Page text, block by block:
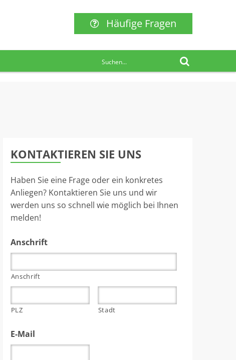
Häufige Fragen
KONTAKTIEREN SIE UNS
Haben Sie eine Frage oder ein konkretes
Anliegen? Kontaktieren Sie uns und wir
werden uns so schnell wie möglich bei Ihnen
melden!
Anschrift
Anschrift
PLZ Stadt
E-Mail